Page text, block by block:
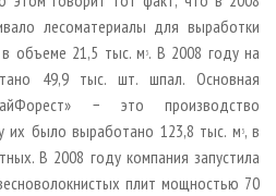
лесоматериалы для выработки
объеме 21,5 тыс. м 3. В 2008 году на
49,9 тыс. шт. шпал. Основная
− это производство
их было выработано 123,8 тыс. м 3, в
В 2008 году компания запустила
плит мощностью 70